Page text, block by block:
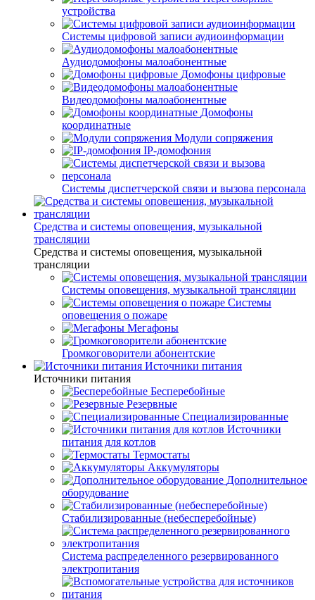
устройства
Системы цифровой записи аудиоинформации
Аудиодомофоны малоабонентные
Домофоны цифровые
Видеодомофоны малоабонентные
Домофоны
координатные
Модули сопряжения
IP-домофония
Системы диспетчерской связи и вызова персонала
Средства и системы оповещения, музыкальной
трансляции
Средства и системы оповещения, музыкальной
трансляции
Системы оповещения, музыкальной трансляции
Системы
оповещения о пожаре
Мегафоны
Громкоговорители абонентские
Источники питания
Источники питания
Бесперебойные
Резервные
Специализированные
Источники
питания для котлов
Термостаты
Аккумуляторы
Дополнительное
оборудование
Стабилизированные (небесперебойные)
Система распределенного резервированного
электропитания